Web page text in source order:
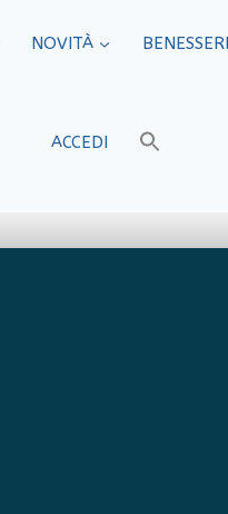
NOVITÀ
ACCEDI